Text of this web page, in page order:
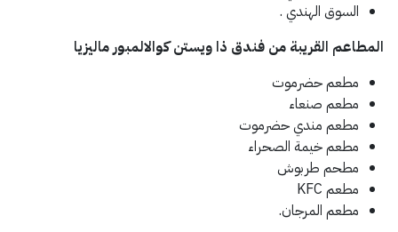
السوق الهندي .
المطاعم القريبة من فندق ذا ويستن كوالالمبور ماليزيا
مطعم حضرموت
مطعم صنعاء
مطعم مندي حضرموت
مطعم خيمة الصحراء
مطحم طربوش
مطعم KFC
مطعم المرجان.